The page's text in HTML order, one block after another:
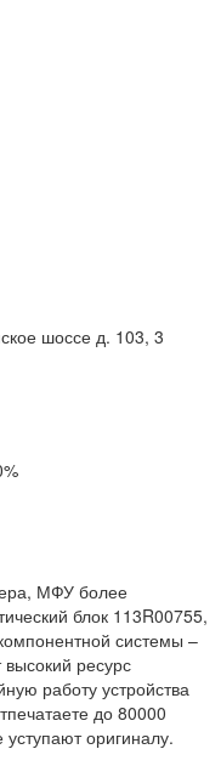
шоссе д. 103, 3
МФУ более
блок 113R00755,
системы –
ресурс
работу устройства
до 80000
оригиналу.